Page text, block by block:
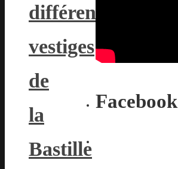
différents
vestiges
de
la
Bastille
Facebook